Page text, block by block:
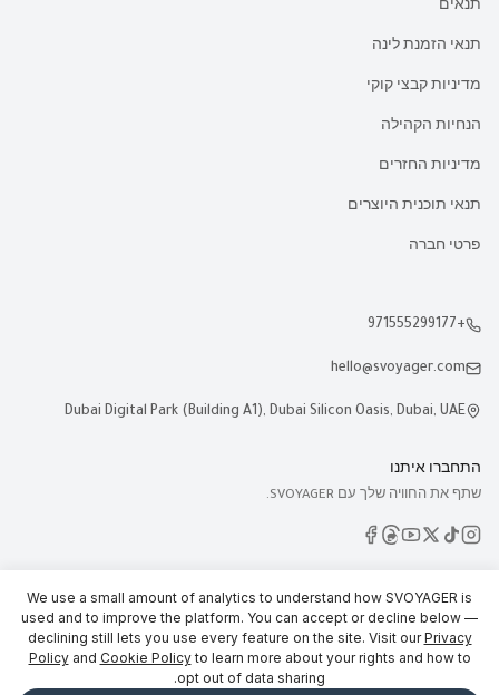
תנאים
תנאי הזמנת לינה
מדיניות קבצי קוקי
הנחיות הקהילה
מדיניות החזרים
תנאי תוכנית היוצרים
פרטי חברה
+971555299177
hello@svoyager.com
Dubai Digital Park (Building A1), Dubai Silicon Oasis, Dubai, UAE
התחברו איתנו
שתף את החוויה שלך עם SVOYAGER.
© 2026 SVOYAGER
We use a small amount of analytics to understand how SVOYAGER is
used and to improve the platform. You can accept or decline below —
declining still lets you use every feature on the site. Visit our Privacy
Policy and Cookie Policy to learn more about your rights and how to
opt out of data sharing.